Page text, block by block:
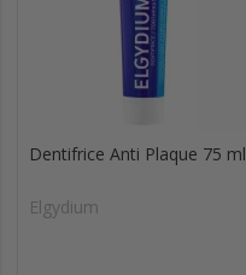
Dentifrice Anti Plaque 75 ml
Elgydium